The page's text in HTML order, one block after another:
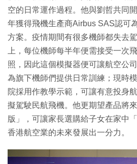
空的日常運作過程。他與劉哲共同
年獲得飛機生產商Airbus SAS認可
方案。疫情期間有很多機師都失去
上，每位機師每半年便需接受一次
照，因此這個模擬器便可讓航空公
為旗下機師們提供日常訓練；現時
院採用作教學示範，可讓有意投身
擬駕駛民航飛機。他更期望產品將
版」，可讓家長選購給子女在家中
香港航空業的未來發展出一分力。